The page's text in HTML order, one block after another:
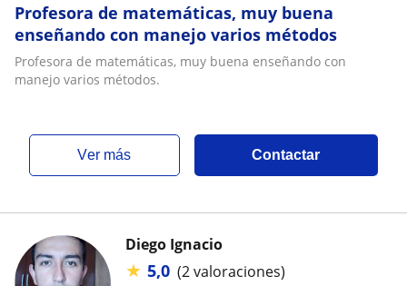
Profesora de matemáticas, muy buena
enseñando con manejo varios métodos
Profesora de matemáticas, muy buena enseñando con
manejo varios métodos.
ver más Contactar
Diego Ignacio
★ 5,0 (2 valoraciones)